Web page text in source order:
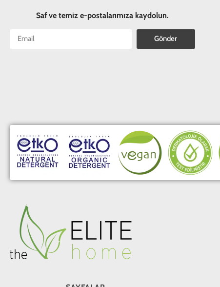
Saf ve temiz e-postalarımıza kaydolun.
Gönder